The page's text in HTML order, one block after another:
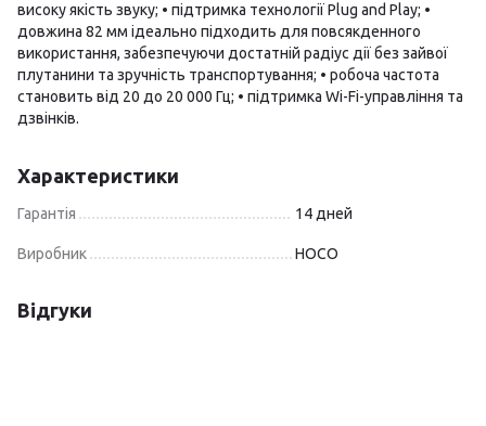
високу якість звуку; • підтримка технології Plug and Play; •
довжина 82 мм ідеально підходить для повсякденного
використання, забезпечуючи достатній радіус дії без зайвої
плутанини та зручність транспортування; • робоча частота
становить від 20 до 20 000 Гц; • підтримка Wi-Fi-управління та
дзвінків.
Характеристики
Гарантія 14 дней
Виробник HOCO
Відгуки